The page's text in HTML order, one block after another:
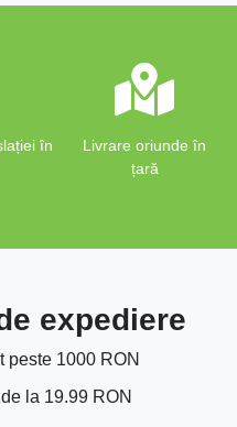
în
Livrare oriunde în
țară
expediere
peste 1000 RON
la 19.99 RON